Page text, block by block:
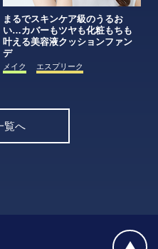
まるでスキンケア級のうるお
い…カバーもツヤも化粧もちも
叶える美容液クッションファン
デ
メイク エスプリーク
覧へ